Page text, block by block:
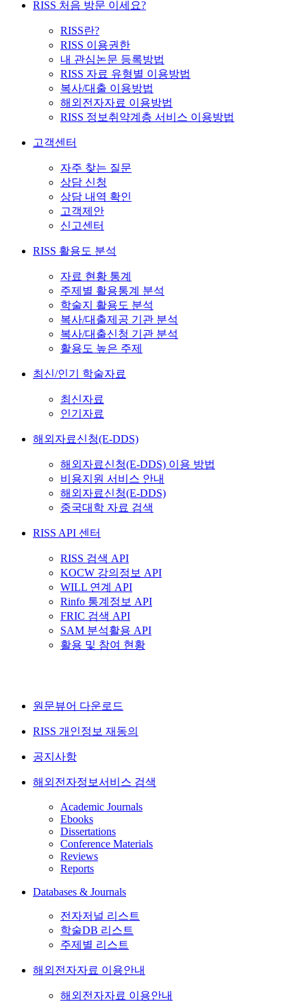
RISS 처음 방문 이세요?
RISS란?
RISS 이용권한
내 관심논문 등록방법
RISS 자료 유형별 이용방법
복사/대출 이용방법
해외전자자료 이용방법
RISS 정보취약계층 서비스 이용방법
고객센터
자주 찾는 질문
상담 신청
상담 내역 확인
고객제안
신고센터
RISS 활용도 분석
자료 현황 통계
주제별 활용통계 분석
학술지 활용도 분석
복사/대출제공 기관 분석
복사/대출신청 기관 분석
활용도 높은 주제
최신/인기 학술자료
최신자료
인기자료
해외자료신청(E-DDS)
해외자료신청(E-DDS) 이용 방법
비용지원 서비스 안내
해외자료신청(E-DDS)
중국대학 자료 검색
RISS API 센터
RISS 검색 API
KOCW 강의정보 API
WILL 연계 API
Rinfo 통계정보 API
FRIC 검색 API
SAM 분석활용 API
활용 및 참여 현황
원문뷰어 다운로드
RISS 개인정보 재동의
공지사항
해외전자정보서비스 검색
Academic Journals
Ebooks
Dissertations
Conference Materials
Reviews
Reports
Databases & Journals
전자저널 리스트
학술DB 리스트
주제별 리스트
해외전자자료 이용안내
해외전자자료 이용안내